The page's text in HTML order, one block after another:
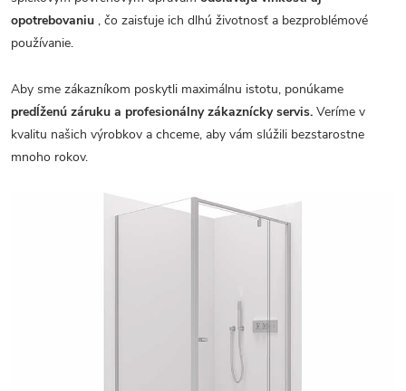
opotrebovaniu , čo zaisťuje ich dlhú životnosť a bezproblémové
používanie.
Aby sme zákazníkom poskytli maximálnu istotu, ponúkame
predĺženú záruku a profesionálny zákaznícky servis. Veríme v
kvalitu našich výrobkov a chceme, aby vám slúžili bezstarostne
mnoho rokov.